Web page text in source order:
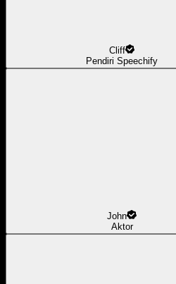
Cliff
Pendiri Speechify
John
Aktor